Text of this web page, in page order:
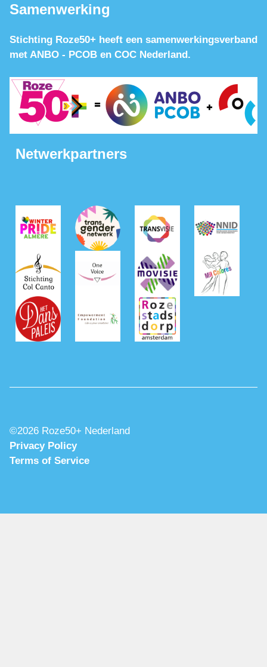
Samenwerking
Stichting Roze50+ heeft een samenwerkingsverband
met ANBO - PCOB en COC Nederland.
Netwerkpartners
©2026 Roze50+ Nederland
Privacy Policy
Terms of Service